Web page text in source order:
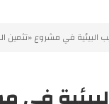
«تثمين النفايات بتنيور كلم 20» .. .النائبة